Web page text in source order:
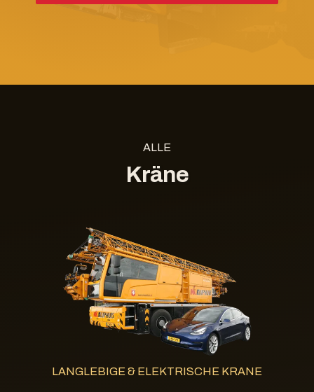
ALLE
Kräne
LANGLEBIGE & ELEKTRISCHE KRANE